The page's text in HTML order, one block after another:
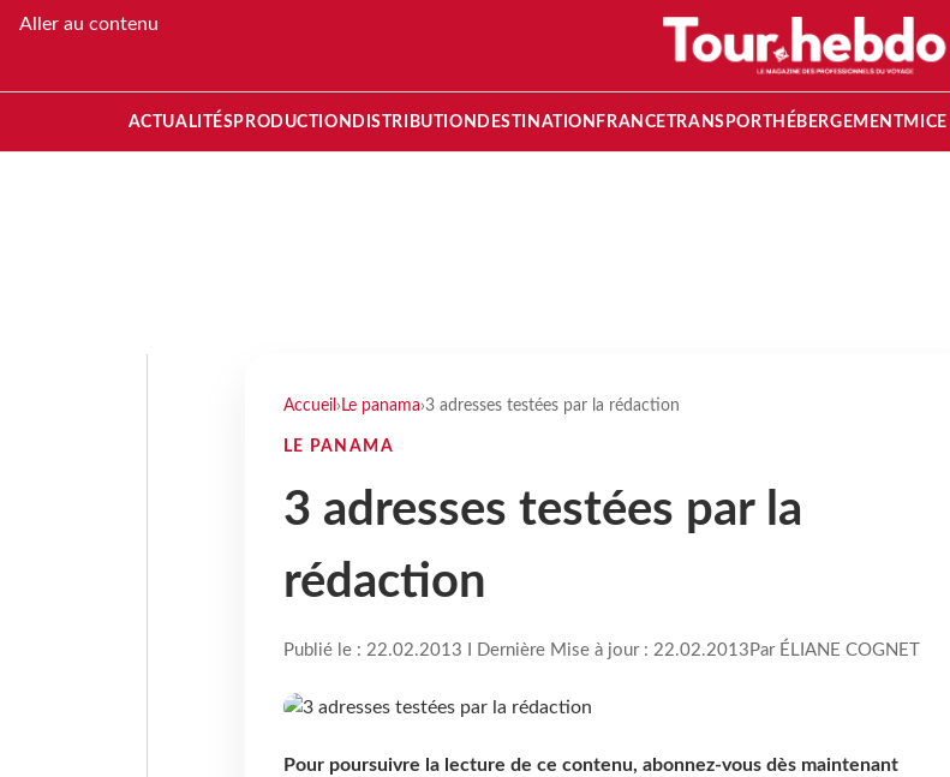
Aller au contenu
ACTUALITÉS PRODUCTION DISTRIBUTION DESTINATION FRANCETRANSPORT HÉBERGEMENTMICE
Accueil › Le panama›3 adresses testées par la rédaction
LE PANAMA
3 adresses testées par la
rédaction
Publié le : 22.02.2013 I Dernière Mise à jour : 22.02.2013 Par ÉLIANE COGNET
Pour poursuivre la lecture de ce contenu, abonnez-vous dès maintenant